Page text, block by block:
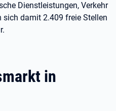
Dienstleistungen, Verkehr
sich damit 2.409 freie Stellen
in